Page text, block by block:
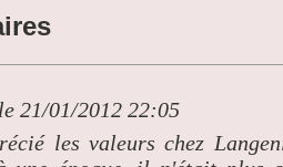
le 21/01/2012 22:05
les valeurs chez